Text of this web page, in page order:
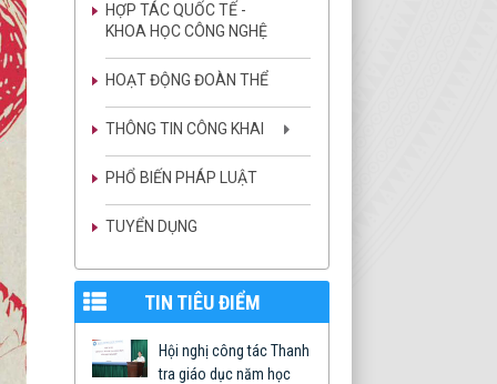
HỢP TÁC QUỐC TẾ -
KHOA HỌC CÔNG NGHỆ
HOẠT ĐỘNG ĐOÀN THỂ
THÔNG TIN CÔNG KHAI
PHỔ BIẾN PHÁP LUẬT
TUYỂN DỤNG
TIN TIÊU ĐIỂM
Hội nghị công tác Thanh
tra giáo dục năm học